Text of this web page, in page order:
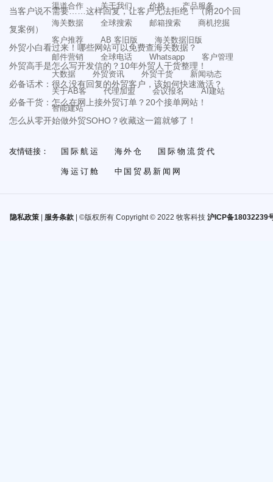
当客户说不需要……这样回复，让客户无法拒绝！（附20个回
复案例）
外贸小白看过来！哪些网站可以免费查海关数据？
外贸高手是怎么写开发信的？10年外贸人干货整理！
必备话术：很久没有回复的外贸客户，该如何快速激活？
必备干货：怎么在网上接外贸订单？20个接单网站！
怎么从零开始做外贸SOHO？收藏这一篇就够了！
渠道合作
关于我们 价格
产品服务
海关数据
全球搜索 邮箱搜索
商机挖掘
客户推荐
AB 客旧版
海关数据旧版
邮件营销
全球电话 Whatsapp
客户管理
大数据
外贸资讯 外贸干货
新闻动态
关于AB客
代理加盟 会议报名
AI建站
智能建站
友情链接： 国际航运 海外仓 国际物流货代
海运订舱 中国贸易新闻网
隐私政策| 服务条款| ©版权所有 Copyright © 2022 牧客科技 沪ICP备18032239